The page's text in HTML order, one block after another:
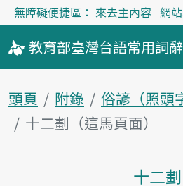
無障礙便捷區： 來去主內容 網
教育部臺灣台語常用詞
頭頁 附錄
俗諺（照頭
十二劃（這馬頁面）
主
十二劃